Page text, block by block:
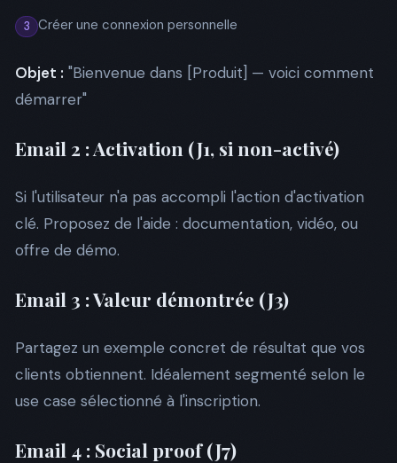
3 Créer une connexion personnelle
Objet : "Bienvenue dans [Produit] — voici comment
démarrer"
Email 2 : Activation (J1, si non-activé)
Si l'utilisateur n'a pas accompli l'action d'activation
clé. Proposez de l'aide : documentation, vidéo, ou
offre de démo.
Email 3 : Valeur démontrée (J3)
Partagez un exemple concret de résultat que vos
clients obtiennent. Idéalement segmenté selon le
use case sélectionné à l'inscription.
Email 4 : Social proof (J7)